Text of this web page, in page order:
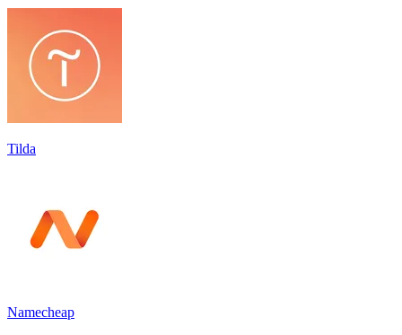
Tilda
Namecheap